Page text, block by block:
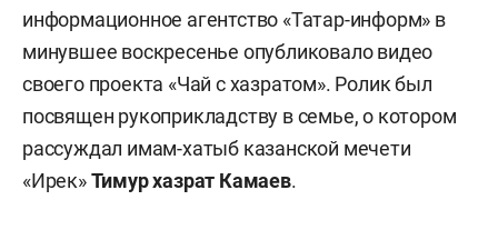
информационное агентство «Татар-информ» в
минувшее воскресенье опубликовало видео
своего проекта «Чай с хазратом». Ролик был
посвящен рукоприкладству в семье, о котором
рассуждал имам-хатыб казанской мечети
«Ирек»Тимур хазрат Камаев.